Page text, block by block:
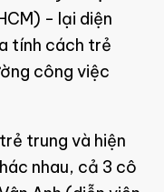
- lại diện
tính cách trẻ
công việc
trung và hiện
nhau, cả 3 cô